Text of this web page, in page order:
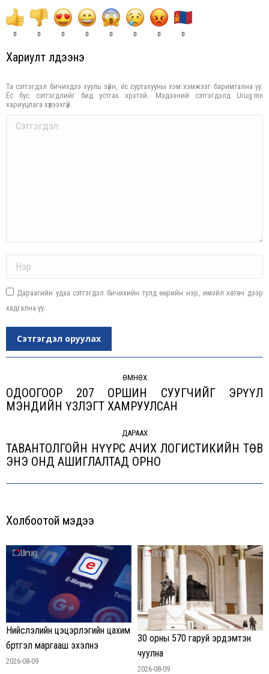
0 0 0 0 0 0 0 0
Хариулт үлдээнэ үү
Та сэтгэгдэл бичихдээ хууль зүйн, ёс суртахууны хэм хэмжээг баримтална уу.
Ёс бус сэтгэгдлийг бид устгах эрхтэй. Мэдээний сэтгэгдэлд Urug.mn
хариуцлага хүлээхгүй.
Comment
Дараагийн удаа сэтгэгдэл бичихийн тулд өөрийн нэр, имэйл хөтөч дээр
хадгална уу.
Сэтгэгдэл оруулах
ӨМНӨХ
Previous
ОДООГООР 207 ОРШИН СУУГЧИЙГ ЭРҮҮЛ
МЭНДИЙН ҮЗЛЭГТ ХАМРУУЛСАН
ДАРААХ
Next
ТАВАНТОЛГОЙН НҮҮРС АЧИХ ЛОГИСТИКИЙН ТӨВ
ЭНЭ ОНД АШИГЛАЛТАД ОРНО
Холбоотой мэдээ
Нийслэлийн цэцэрлэгийн цахим
бүртгэл маргааш эхэлнэ
2026-08-09
30 орны 570 гаруй эрдэмтэн
чуулна
2026-08-09